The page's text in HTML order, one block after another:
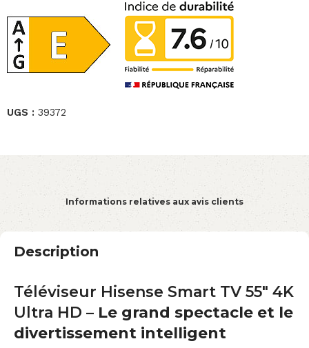
UGS : 39372
Informations relatives aux avis clients
Description
Téléviseur Hisense Smart TV 55″ 4K
Ultra HD – Le grand spectacle et le
divertissement intelligent